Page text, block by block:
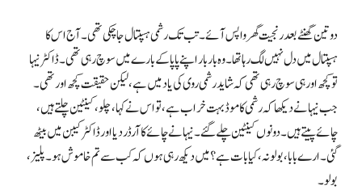
دو تین گھنٹے بعد رنجیت گھر واپس آئے۔ تب تک رشمی ہسپتال جا چکی تھی۔ آج اس کا
ہسپتال میں دل نہیں لگ رہا تھا۔ وہ بار بار اپنے پاپا کے بارے میں سوچ رہی تھی۔ ڈاکٹر نیہا
تو کچھ اور ہی سوچ رہی تھی کہ شاید رشمی روی کی یاد میں ہے، لیکن حقیقت کچھ اور تھی۔
جب نیہا نے دیکھا کہ رشمی کا موڈ بہت خراب ہے، تو اس نے کہا، چلو، کینٹین چلتے ہیں،
چائے پیتے ہیں۔ دونوں کینٹین چلے گئے۔ نیہا نے چائے کا آرڈر دیا اور ڈاکٹر کیبن میں بیٹھ
گئی۔ ارے بابا، بولو نہ، کیا بات ہے؟ میں دیکھ رہی ہوں کہ کب سے تم خاموش ہو۔ پلیز،
بولو۔